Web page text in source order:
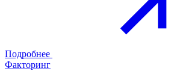
Подробнее
Факторинг